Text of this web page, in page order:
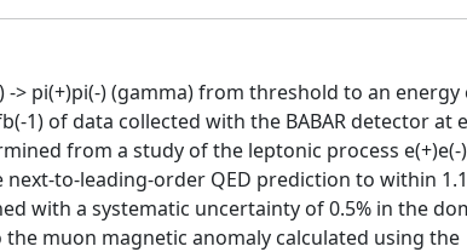
pi(+)pi(-) (gamma) from threshold to an energy
1) of data collected with the BABAR detector at
from a study of the leptonic process e(+)e(-
to-leading-order QED prediction to within
with a systematic uncertainty of 0.5% in the
muon magnetic anomaly calculated using the